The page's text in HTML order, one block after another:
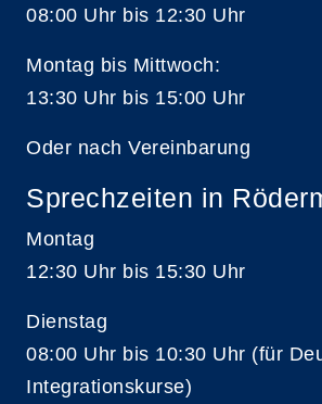
08:00 Uhr bis 12:30 Uhr
Montag bis Mittwoch:
13:30 Uhr bis 15:00 Uhr
Oder nach Vereinbarung
Sprechzeiten in
Montag
12:30 Uhr bis 15:30 Uhr
Dienstag
08:00 Uhr bis 10:30 Uhr (für
Integrationskurse)